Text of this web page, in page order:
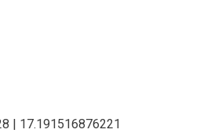
| 17.191516876221